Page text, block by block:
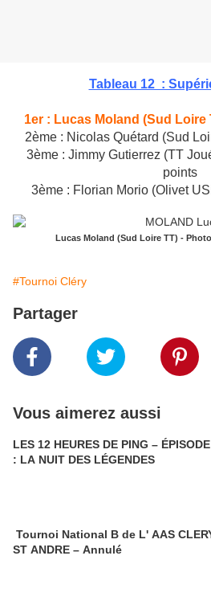
Tableau 12 :
1er : Lucas Moland (Sud Loire
2ème : Nicolas Quétard (Sud
3ème : Jimmy Gutierrez (TT
points
3ème : Florian Morio (Olivet
Lucas Moland (Sud Loire TT) -
#Tournoi Cléry
Partager
Vous aimerez aussi
LES 12 HEURES DE PING –
: LA NUIT DES LÉGENDES
Tournoi National B de L' AAS
ST ANDRE – Annulé